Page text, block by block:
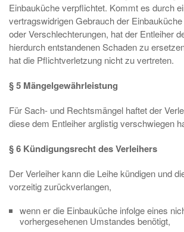
Einbauküche verpflichtet. Kommt es durch
vertragswidrigen Gebrauch der
oder Verschlechterungen, hat der Entleiher
hierdurch entstandenen Schaden zu
hat die Pflichtverletzung nicht zu vertreten.
§ 5 Mängelgewährleistung
Für Sach- und Rechtsmängel haftet der
diese dem Entleiher arglistig verschwiegen
§ 6 Kündigungsrecht des Verleihers
Der Verleiher kann die Leihe kündigen und
vorzeitig zurückverlangen,
wenn er die Einbauküche infolge eines
vorhergesehenen Umstandes benötigt,